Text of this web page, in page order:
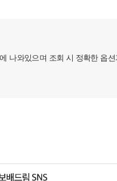
나와있으며 조회 시 정확한 옵